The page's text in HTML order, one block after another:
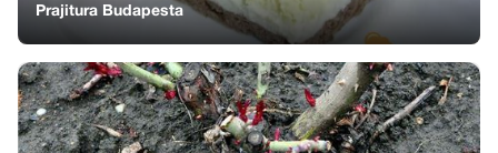
Prajitura Budapesta